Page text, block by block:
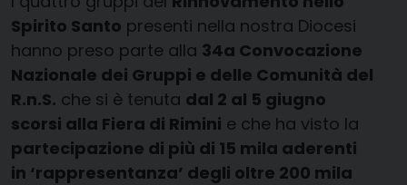
Spirito Santo presenti nella nostra Diocesi
hanno preso parte alla 34a Convocazione
Nazionale dei Gruppi e delle Comunità del
R.n.S. che si è tenuta dal 2 al 5 giugno
scorsi alla Fiera di Rimini e che ha visto la
partecipazione di più di 15 mila aderenti
in ‘rappresentanza’ degli oltre 200 mila